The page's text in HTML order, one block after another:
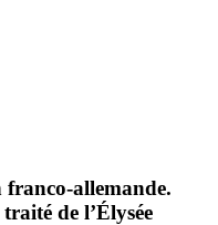
allemande.
de l’Élysée